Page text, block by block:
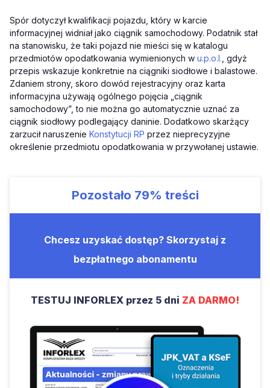
Spór dotyczył kwalifikacji pojazdu, który w karcie
informacyjnej widniał jako ciągnik samochodowy. Podatnik stał
na stanowisku, że taki pojazd nie mieści się w katalogu
przedmiotów opodatkowania wymienionych w u.p.o.l. , gdyż
przepis wskazuje konkretnie na ciągniki siodłowe i balastowe.
Zdaniem strony, skoro dowód rejestracyjny oraz karta
informacyjna używają ogólnego pojęcia „ciągnik
samochodowy”, to nie można go automatycznie uznać za
ciągnik siodłowy podlegający daninie. Dodatkowo skarżący
zarzucił naruszenie Konstytucji RP przez nieprecyzyjne
określenie przedmiotu opodatkowania w przywołanej ustawie.
Pozostało 79% treści
Chcesz uzyskać dostęp? Skorzystaj z
bezpłatnego abonamentu
TESTUJ INFORLEX przez 5 dni ZA DARMO!